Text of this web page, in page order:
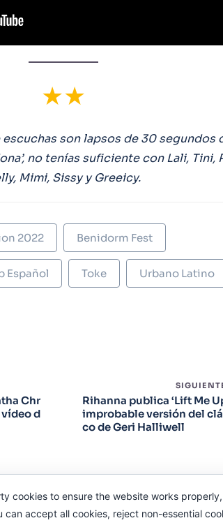
★★
son lapsos de 30 segundos
no tenías suficiente con Lali, Tini,
Mimi, Sissy y Greeicy.
2022 Benidorm Fest
Español Toke Urbano Latino
Chr
d
Rihanna publica ‘Lift Me
improbable versión del
co de Geri Halliwell
cookies to ensure the website works
can accept all cookies, reject non-essential